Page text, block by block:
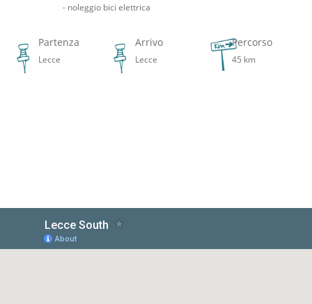
- noleggio bici elettrica
Partenza
Lecce
Arrivo
Lecce
Percorso
45 km